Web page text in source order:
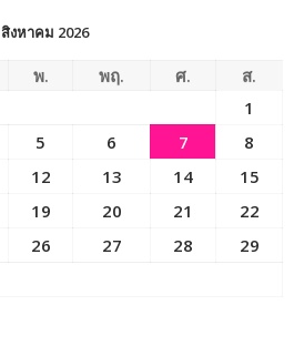
นานาชาติ
WMI
2026
ประเทศ
สิงหาคม 2026
พ. พฤ. ศ.
ส.
1
5 6 7
8
12 13 14
15
19 20 21
22
26 27 28
29